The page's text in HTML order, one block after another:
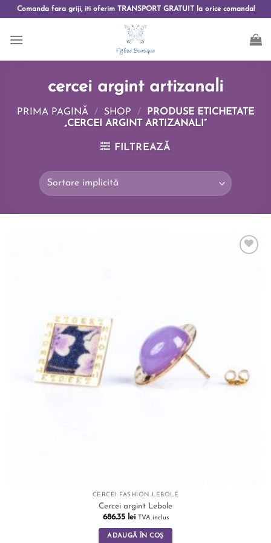
Comanda fara griji, iti oferim TRANSPORT GRATUIT la orice comanda!
cercei argint artizanali
PRIMA PAGINĂ / SHOP /
PRODUSE ETICHETATE
„CERCEI ARGINT ARTIZANALI”
FILTREAZĂ
CERCEI FASHION LEBOLE
Cercei argint Lebole
686.35 lei TVA inclus
ADAUGĂ ÎN COȘ